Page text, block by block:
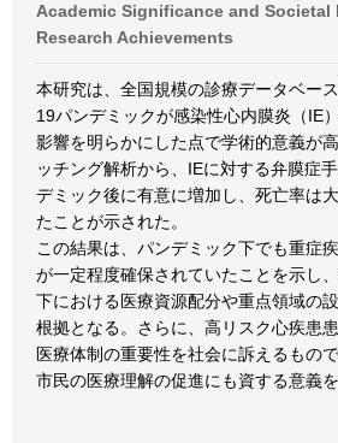
Academic Significance and Societal
Research Achievements
本研究は、全国規模の診療データベー
19パンデミックが感染性心内膜炎（IE
影響を明らかにした点で学術的意義が
ッチング解析から、IEに対する弁膜症
デミック後に有意に増加し、死亡率は
たことが示された。
この結果は、パンデミック下でも重症
が一定程度確保されていたことを示し
下における医療資源配分や重点領域の
根拠となる。さらに、高リスク心疾患
医療体制の重要性を社会に訴えるもの
市民の医療理解の促進にも資する意義を